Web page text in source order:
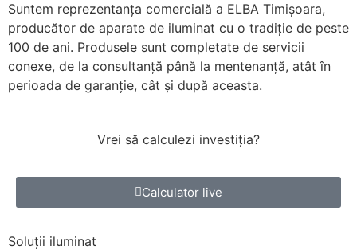
Suntem reprezentanța comercială a ELBA Timișoara,
producător de aparate de iluminat cu o tradiție de peste
100 de ani. Produsele sunt completate de servicii
conexe, de la consultanță până la mentenanță, atât în
perioada de garanție, cât și după aceasta.
Vrei să calculezi investiția?
Calculator live
Soluții iluminat